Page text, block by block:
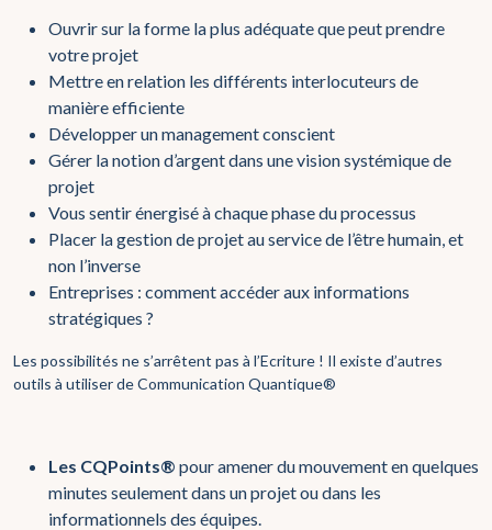
Ouvrir sur la forme la plus adéquate que peut prendre
votre projet
Mettre en relation les différents interlocuteurs de
manière efficiente
Développer un management conscient
Gérer la notion d’argent dans une vision systémique de
projet
Vous sentir énergisé à chaque phase du processus
Placer la gestion de projet au service de l’être humain, et
non l’inverse
Entreprises : comment accéder aux informations
stratégiques ?
Les possibilités ne s’arrêtent pas à l’Ecriture ! Il existe d’autres
outils à utiliser de Communication Quantique®
Les CQPoints® pour amener du mouvement en quelques
minutes seulement dans un projet ou dans les
informationnels des équipes.